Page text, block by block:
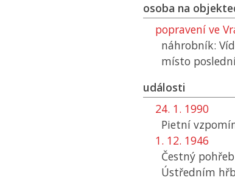
osoba na
popravení ve
náhrobník:
místo
události
24. 1. 1990
Pietní
1. 12. 1946
Čestný
Ústředním